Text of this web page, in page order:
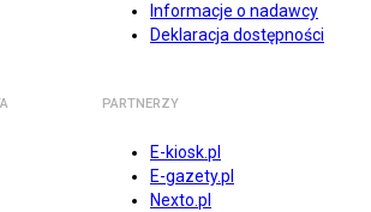
Informacje o nadawcy
Deklaracja dostępności
PARTNERZY
E-kiosk.pl
E-gazety.pl
Nexto.pl